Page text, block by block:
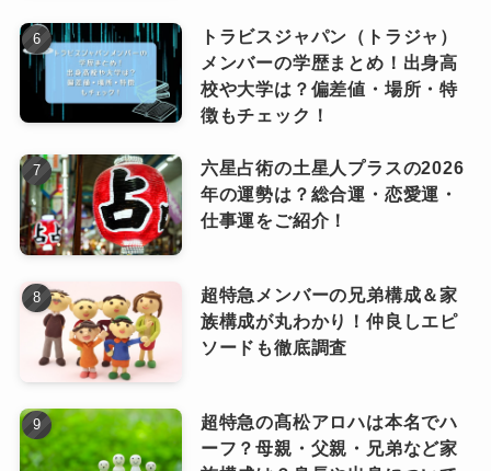
ただし、一部ファンからは「ライブやメディア
出演時に左手薬指に指輪をしていた」との目撃
す。
しかしこれは本人が認めた情報ではなく、あく
までも噂の域を出ないため、事実かどうかは不
つまり2025年現在で確実に「既婚」と
言えるのは藤井レオさんのみ。
ピンときた
なっちー
Omoinotakeメンバーの中では、
藤井さんの結婚生活が唯一明らか
なっちー
レオさんに関してはInstagramで
も結婚5周年をお祝いしていた
り、愛犬と一緒に過ごしている日
常を大事にしている様子が伝わっ
てきて、すごく温かい家庭を築い
ているんだなと思いました！
て、ファンからすると「実はどうなんだろ
う？」と気になる部分が多いですよね。
特に冨田さんの「結婚指輪をしていた」という
噂は本当なのかどうか…。
トラビスジャパン（トラジャ）
メンバーの学歴まとめ！出身高
校や大学は？偏差値・場所・特
徴もチェック！
六星占術の土星人プラスの2026
年の運勢は？総合運・恋愛運・
仕事運をご紹介！
超特急メンバーの兄弟構成＆家
族構成が丸わかり！仲良しエピ
ソードも徹底調査
超特急の髙松アロハは本名でハ
ーフ？母親・父親・兄弟など家